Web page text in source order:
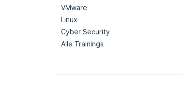
VMware
Linux
Cyber Security
Alle Trainings